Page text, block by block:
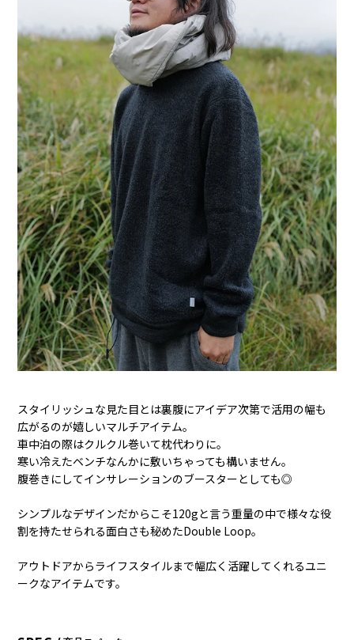
スタイリッシュな見た目とは裏腹にアイデア次第で活用の幅も
広がるのが嬉しいマルチアイテム。
車中泊の際はクルクル巻いて枕代わりに。
寒い冷えたベンチなんかに敷いちゃっても構いません。
腹巻きにしてインサレーションのブースターとしても◎
シンプルなデザインだからこそ120gと言う重量の中で様々な役
割を持たせられる面白さも秘めたDouble Loop。
アウトドアからライフスタイルまで幅広く活躍してくれるユニ
ークなアイテムです。